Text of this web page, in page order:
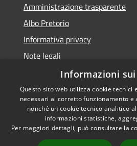
Amministrazione trasparente
Albo Pretorio
Informativa privacy
Note legali
Dichiarazione di accessibilità
RSS
Accessibilità
Informazioni
Questo sito web utilizza cookie tecnici
necessari al corretto funzionamento e
nonché un cookie tecnico analitico
informazioni statistiche,
Per maggiori dettagli, può consultare la